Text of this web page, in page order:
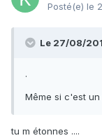
Posté(e) le
Le 27/08/
.
Même si c'est
tu m étonnes ....